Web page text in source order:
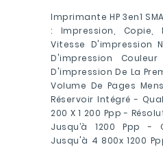
Imprimante HP 3en1
: Impression, Copie,
Vitesse D'impression
D'impression
D'impression De La
Volume De Pages
Réservoir Intégré -
200 X 1 200 Ppp -
Jusqu’à 1200 Ppp -
Jusqu'à 4 800x 1200